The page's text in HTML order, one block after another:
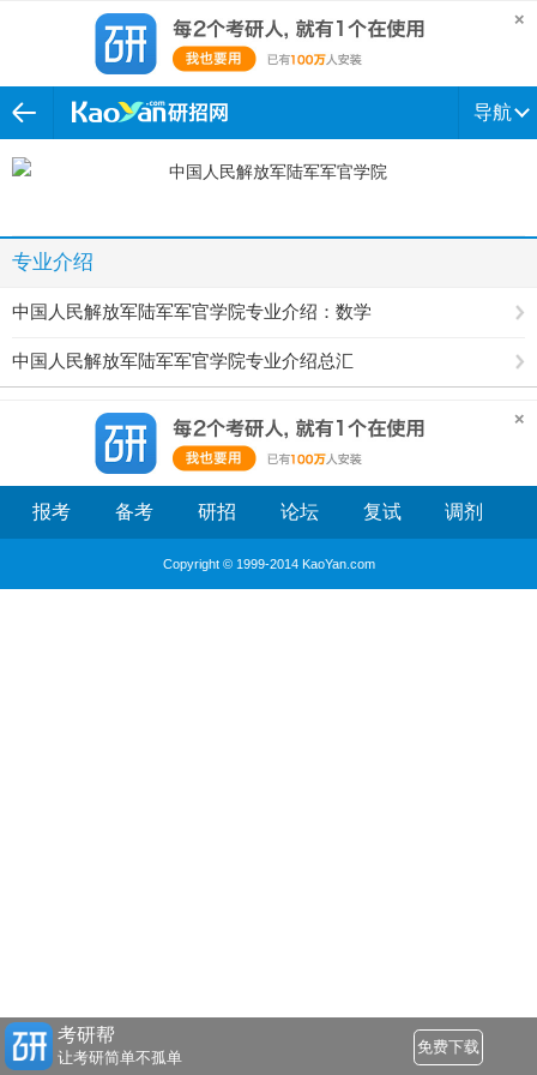
导航
专业介绍
中国人民解放军陆军军官学院专业介绍：数学
中国人民解放军陆军军官学院专业介绍总汇
报考 备考 研招 论坛 复试 调剂
Copyright © 1999-2014 KaoYan.com
考研帮
让考研简单不孤单
免费下载